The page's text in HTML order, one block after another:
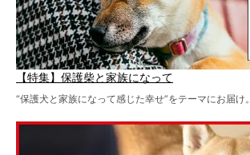
【特集】保護柴と家族になって
“保護犬と家族になって感じた幸せ”をテーマにお届け。